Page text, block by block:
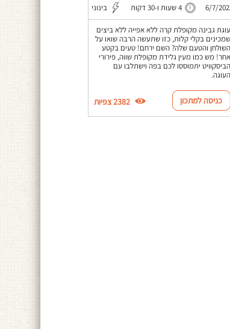
6/7/ 4 שעות ו-30 דקות בינוני
עוגת גבינה מקופלת קרה ללא אפייה ללא ביצים
שמכינים בקלי קלות, כזו שתעשה הרבה שואו על
השולחן והטעם שלה? השם ירחם! טעים בקטע
אחר! מש כמו מעין גלידת מקופלת שווה, פירורי
הביסקוויט יתמוססו לכם בפה וישתלבו עם
העוגה.
כניסה למתכון 2382 צפיות